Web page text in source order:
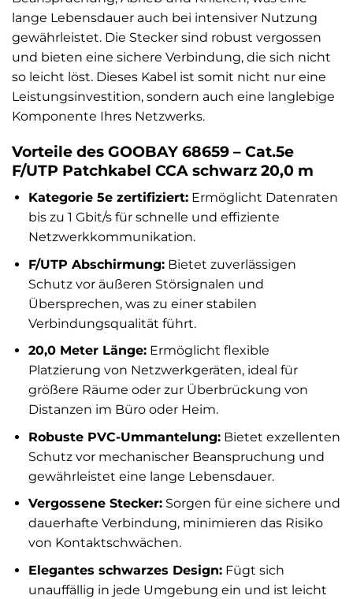
lange Lebensdauer auch bei intensiver Nutzung
gewährleistet. Die Stecker sind robust vergossen
und bieten eine sichere Verbindung, die sich nicht
so leicht löst. Dieses Kabel ist somit nicht nur eine
Leistungsinvestition, sondern auch eine langlebige
Komponente Ihres Netzwerks.
Vorteile des GOOBAY 68659 – Cat.5e
F/UTP Patchkabel CCA schwarz 20,0 m
Kategorie 5e zertifiziert:Ermöglicht Datenraten
bis zu 1 Gbit/s für schnelle und effiziente
Netzwerkkommunikation.
F/UTP Abschirmung:Bietet zuverlässigen
Schutz vor äußeren Störsignalen und
Übersprechen, was zu einer stabilen
Verbindungsqualität führt.
20,0 Meter Länge:Ermöglicht flexible
Platzierung von Netzwerkgeräten, ideal für
größere Räume oder zur Überbrückung von
Distanzen im Büro oder Heim.
Robuste PVC-Ummantelung:Bietet exzellenten
Schutz vor mechanischer Beanspruchung und
gewährleistet eine lange Lebensdauer.
Vergossene Stecker:Sorgen für eine sichere und
dauerhafte Verbindung, minimieren das Risiko
von Kontaktschwächen.
Elegantes schwarzes Design:Fügt sich
unauffällig in jede Umgebung ein und ist leicht